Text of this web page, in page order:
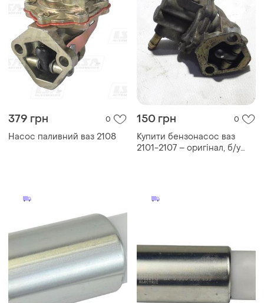
379 грн 0
Насос паливний ваз 2108
150 грн 0
Купити бензонасос ваз
2101-2107 – оригінал, б/у